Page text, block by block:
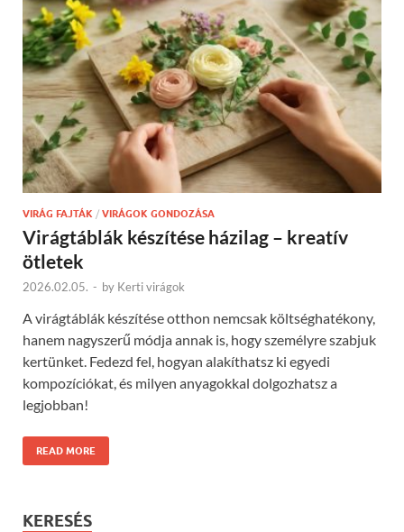
VIRÁG FAJTÁK / VIRÁGOK GONDOZÁSA
Virágtáblák készítése házilag – kreatív
ötletek
2026.02.05. - by Kerti virágok
A virágtáblák készítése otthon nemcsak költséghatékony,
hanem nagyszerű módja annak is, hogy személyre szabjuk
kertünket. Fedezd fel, hogyan alakíthatsz ki egyedi
kompozíciókat, és milyen anyagokkal dolgozhatsz a
legjobban!
READ MORE
KERESÉS